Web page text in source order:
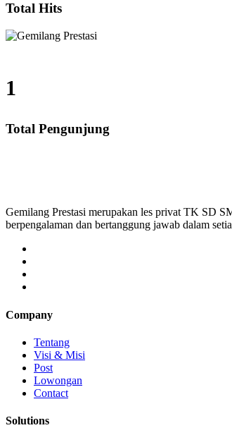
Total Hits
1
Total Pengunjung
Gemilang Prestasi merupakan les privat TK SD
berpengalaman dan bertanggung jawab dalam
Company
Tentang
Visi & Misi
Post
Lowongan
Contact
Solutions